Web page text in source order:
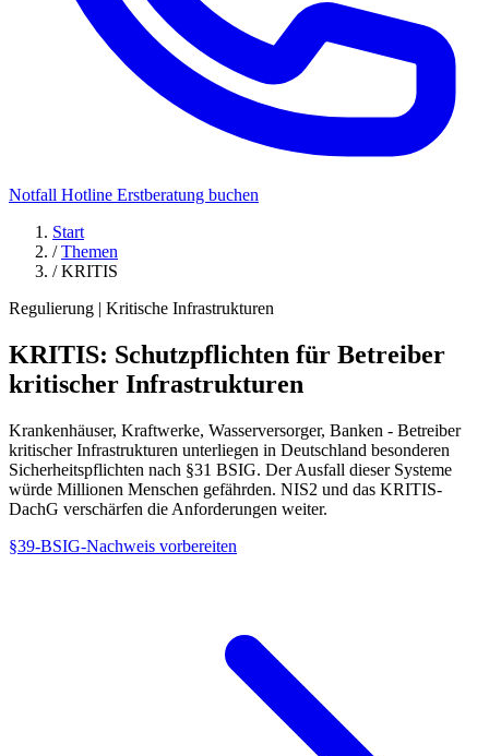
Notfall Hotline Erstberatung buchen
Start
/ Themen
/ KRITIS
Regulierung | Kritische Infrastrukturen
KRITIS: Schutzpflichten für Betreiber
kritischer Infrastrukturen
Krankenhäuser, Kraftwerke, Wasserversorger, Banken - Betreiber
kritischer Infrastrukturen unterliegen in Deutschland besonderen
Sicherheitspflichten nach §31 BSIG. Der Ausfall dieser Systeme
würde Millionen Menschen gefährden. NIS2 und das KRITIS-
DachG verschärfen die Anforderungen weiter.
§39-BSIG-Nachweis vorbereiten